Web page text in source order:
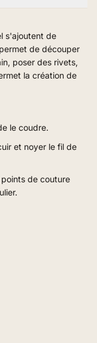
s'ajoutent de
de découper
poser des rivets,
la création de
le coudre.
et noyer le fil de
de couture